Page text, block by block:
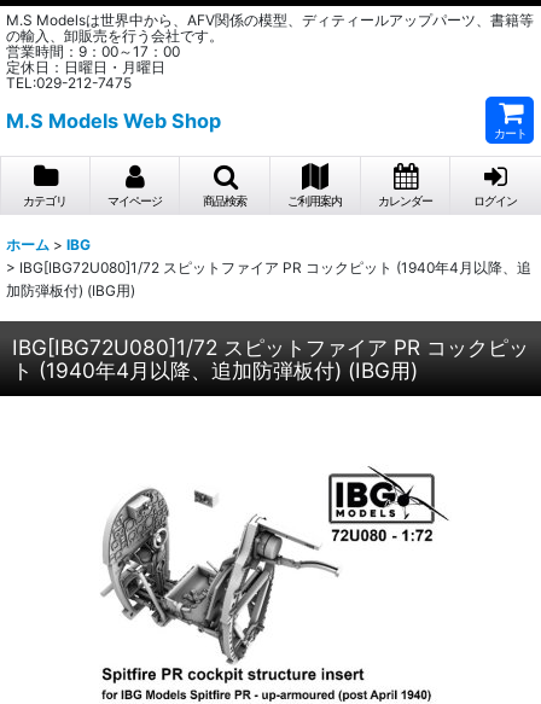
M.S Modelsは世界中から、AFV関係の模型、ディティールアップパーツ、書籍等
の輸入、卸販売を行う会社です。
営業時間：9：00～17：00
定休日：日曜日・月曜日
TEL:029-212-7475
M.S Models Web Shop
カート
カテゴリ マイページ 商品検索 ご利用案内 カレンダー ログイン
ホーム > IBG
> IBG[IBG72U080]1/72 スピットファイア PR コックピット (1940年4月以降、追
加防弾板付) (IBG用)
IBG[IBG72U080]1/72 スピットファイア PR コックピッ
ト (1940年4月以降、追加防弾板付) (IBG用)